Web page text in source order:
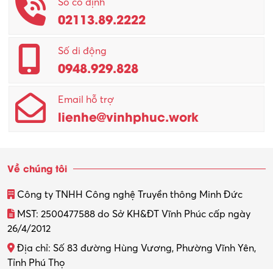
Promotion Girl (PG)
Quản lý – Giám đốc
Quản lý chất lượng – QC
Quản lý sản xuất
Quản trị kinh doanh
Thiết kế nội thất
Thợ máy – Ô tô – Xe máy
Số cố định
02113.89.2222
Số di động
0948.929.828
Email hỗ trợ
lienhe@vinhphuc.work
Về chúng tôi
Công ty TNHH Công nghệ Truyền thông Minh Đức
MST: 2500477588 do Sở KH&ĐT Vĩnh Phúc cấp ngày
26/4/2012
Địa chỉ: Số 83 đường Hùng Vương, Phường Vĩnh Yên,
Tỉnh Phú Thọ